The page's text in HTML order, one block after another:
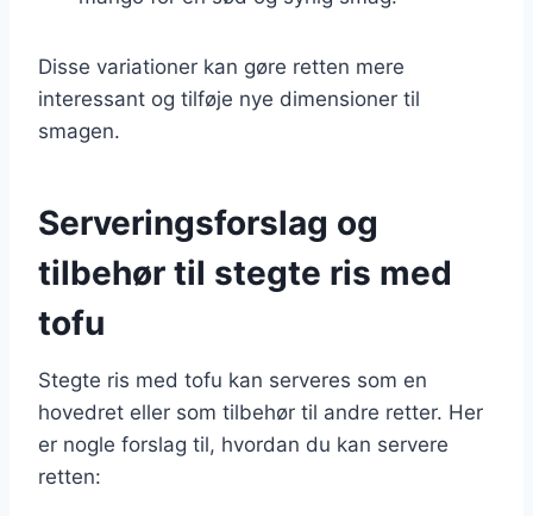
Disse variationer kan gøre retten mere
interessant og tilføje nye dimensioner til
smagen.
Serveringsforslag og
tilbehør til stegte ris med
tofu
Stegte ris med tofu kan serveres som en
hovedret eller som tilbehør til andre retter. Her
er nogle forslag til, hvordan du kan servere
retten: